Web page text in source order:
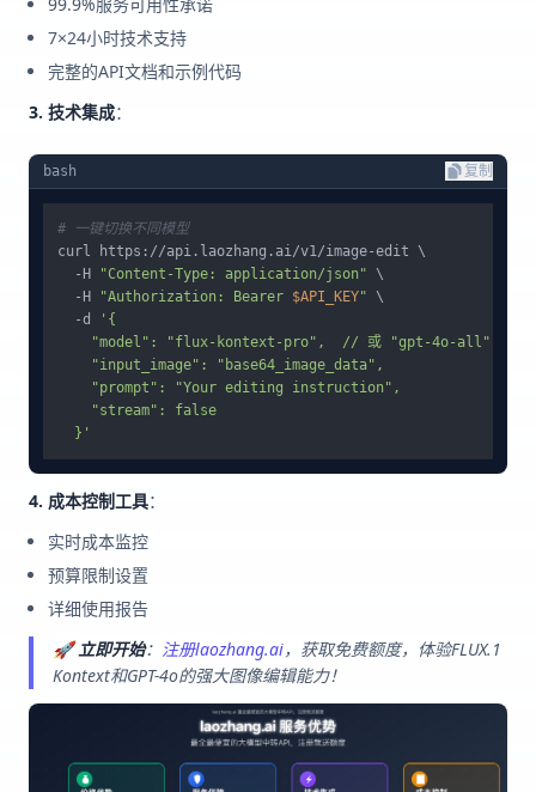
7×24小时技术支持
完整的API文档和示例代码
3. 技术集成：
bash 复制
# 一键切换不同模型
curl https://api.laozhang.ai/v1/image-edit \
  -H
"Content-Type: application/json" \
  -H
"Authorization: Bearer $API_KEY" \
  -d
'{
    "model": "flux-kontext-pro",  // 或 "gpt-4o-all"
    "input_image": "base64_image_data",
    "prompt": "Your editing instruction",
    "stream": false
  }'
4. 成本控制工具：
实时成本监控
预算限制设置
详细使用报告
🚀 立即开始： 注册laozhang.ai，获取免费额度，体验FLUX.1
Kontext和GPT-4o的强大图像编辑能力！